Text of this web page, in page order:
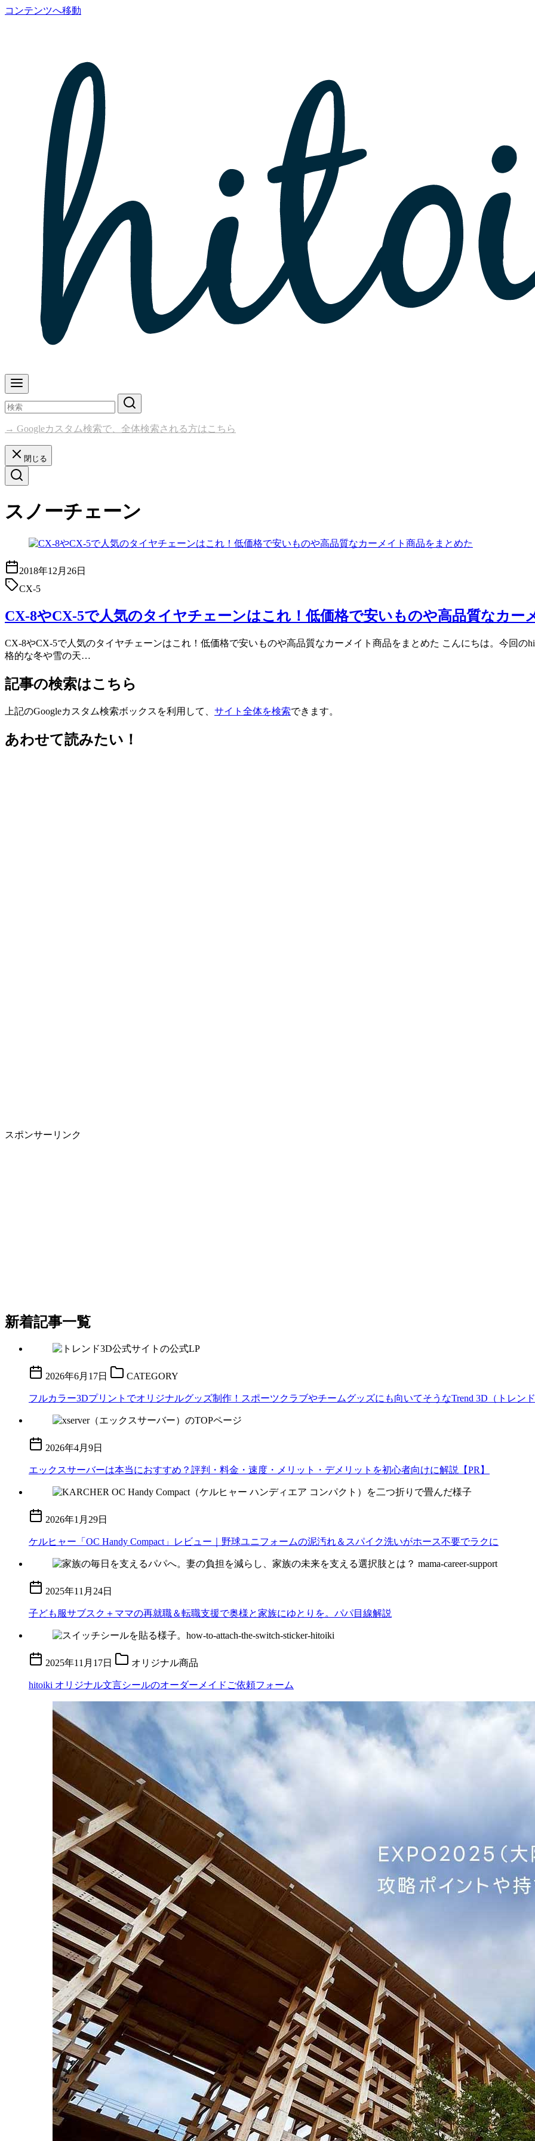
コンテンツへ移動
→ Googleカスタム検索で、全体検索される方はこちら
閉じる
スノーチェーン
2018年12月26日
CX-5
CX-8やCX-5で人気のタイヤチェーンはこれ！低価格で安いものや高品質なカー
CX-8やCX-5で人気のタイヤチェーンはこれ！低価格で安いものや高品質なカーメイト商品をまとめた こんにちは。今回
格的な冬や雪の天…
記事の検索はこちら
上記のGoogleカスタム検索ボックスを利用して、 サイト全体を検索できます。
あわせて読みたい！
スポンサーリンク
新着記事一覧
2026年6月17日 CATEGORY
フルカラー3Dプリントでオリジナルグッズ制作！スポーツクラブやチームグッズにも向いてそうなTrend 3D（トレン
2026年4月9日
エックスサーバーは本当におすすめ？評判・料金・速度・メリット・デメリットを初心者向けに解説【PR】
2026年1月29日
ケルヒャー「OC Handy Compact」レビュー｜野球ユニフォームの泥汚れ＆スパイク洗いがホース不要でラクに
2025年11月24日
子ども服サブスク＋ママの再就職＆転職支援で奥様と家族にゆとりを。パパ目線解説
2025年11月17日 オリジナル商品
hitoiki オリジナル文言シールのオーダーメイドご依頼フォーム